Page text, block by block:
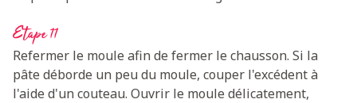
Etape 11
Refermer le moule afin de fermer le chausson. Si la
pâte déborde un peu du moule, couper l'excédent à
l'aide d'un couteau. Ouvrir le moule délicatement,